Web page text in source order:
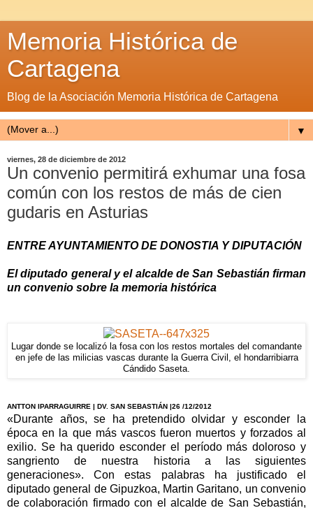
Memoria Histórica de
Cartagena
Blog de la Asociación Memoria Histórica de Cartagena
▼
viernes, 28 de diciembre de 2012
Un convenio permitirá exhumar una fosa
común con los restos de más de cien
gudaris en Asturias
ENTRE AYUNTAMIENTO DE DONOSTIA Y DIPUTACIÓN
El diputado general y el alcalde de San Sebastián firman
un convenio sobre la memoria histórica
Lugar donde se localizó la fosa con los restos mortales del comandante
en jefe de las milicias vascas durante la Guerra Civil, el hondarribiarra
Cándido Saseta.
ANTTON IPARRAGUIRRE | DV. SAN SEBASTIÁN |26 /12/2012
«Durante años, se ha pretendido olvidar y esconder la
época en la que más vascos fueron muertos y forzados al
exilio. Se ha querido esconder el período más doloroso y
sangriento de nuestra historia a las siguientes
generaciones». Con estas palabras ha justificado el
diputado general de Gipuzkoa, Martin Garitano, un convenio
de colaboración firmado con el alcalde de San Sebastián,